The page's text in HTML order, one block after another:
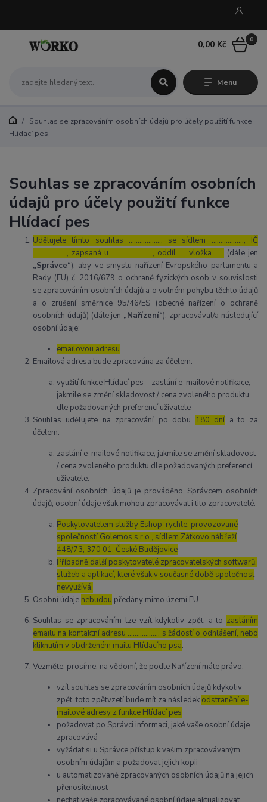
Menu
0
0,00 Kč
Souhlas se zpracováním osobních údajů pro účely použití funkce
Hlídací pes
Souhlas se zpracováním osobních
údajů pro účely použití funkce
Hlídací pes
Udělujete tímto souhlas ……………..., se sídlem ………………, IČ
………………., zapsaná u ………………… , oddíl …, vložka ….. (dále jen
„Správce“), aby ve smyslu nařízení Evropského parlamentu a
Rady (EU) č. 2016/679 o ochraně fyzických osob v souvislosti
se zpracováním osobních údajů a o volném pohybu těchto údajů
a o zrušení směrnice 95/46/ES (obecné nařízení o ochraně
osobních údajů) (dále jen „Nařízení“), zpracovával/a následující
osobní údaje:
emailovou adresu
Emailová adresa bude zpracována za účelem:
využití funkce Hlídací pes – zaslání e-mailové notifikace,
jakmile se změní skladovost / cena zvoleného produktu
dle požadovaných preferencí uživatele
Souhlas udělujete na zpracování po dobu
180 dní a to za
účelem:
zaslání e-mailové notifikace, jakmile se změní skladovost
/ cena zvoleného produktu dle požadovaných preferencí
uživatele.
Zpracování osobních údajů je prováděno Správcem osobních
údajů, osobní údaje však mohou zpracovávat i tito zpracovatelé:
Poskytovatelem služby Eshop-rychle, provozované
společností Golemos s.r.o., sídlem Zátkovo nábřeží
448/73, 370 01, České Budějovice
Případně další poskytovatelé zpracovatelských softwarů,
služeb a aplikací, které však v současné době společnost
nevyužívá.
Osobní údaje nebudou předány mimo území EU.
Souhlas se zpracováním lze vzít kdykoliv zpět, a to zasláním
emailu na kontaktní adresu ..……………. s žádostí o odhlášení, nebo
kliknutím v obdrženém mailu Hlídacího psa.
Vezměte, prosíme, na vědomí, že podle Nařízení máte právo:
vzít souhlas se zpracováním osobních údajů kdykoliv
zpět, toto zpětvzetí bude mít za následek odstranění e-
mailové adresy z funkce Hlídací pes
požadovat po Správci informaci, jaké vaše osobní údaje
zpracovává
vyžádat si u Správce přístup k vašim zpracovávaným
osobním údajům a požadovat jejich kopii
u automatizovaně zpracovaných osobních údajů na jejich
přenositelnost